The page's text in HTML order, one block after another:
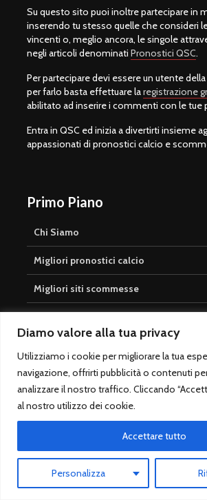
Diamo valore alla tua privacy
Utilizziamo i cookie per migliorare la tua
navigazione, offrirti pubblicità o contenuti
analizzare il nostro traffico. Cliccando
al nostro utilizzo dei cookie.
Personalizza
Accettare tutto
Su questo sito puoi inoltre partecipare in
inserendo tu stesso quelle che consideri
vincenti o, meglio ancora, le singole
negli articoli denominati Pronostici QSC.
Per partecipare devi essere un utente
per farlo basta effettuare laregistrazione
abilitato ad inserire i commenti con le tue
Entra in QSC ed inizia a divertirti insieme
appassionati di pronostici calcio e
Primo Piano
Chi Siamo
Migliori pronostici calcio
Migliori siti scommesse
Prossimo turno Serie A
Miglior Sito di Pronostici Calcio:
Pronostici Sicuri